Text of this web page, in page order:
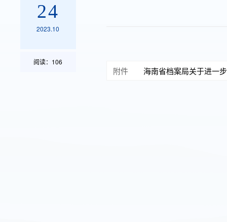
24
2023.10
阅读： 106
附件 海南省档案局关于进一